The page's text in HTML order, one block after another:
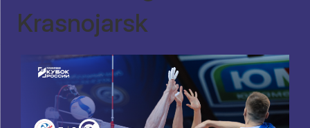
Krasnojarsk